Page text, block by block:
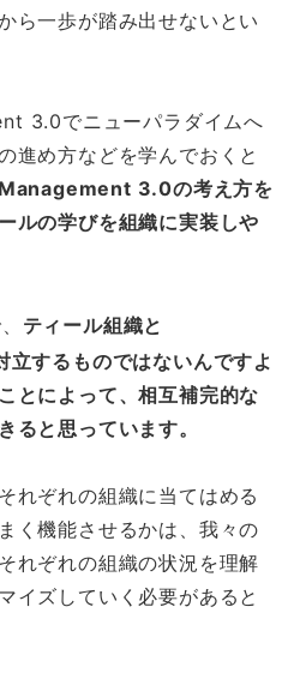
ら一歩が踏み出せないとい
3.0でニューパラダイムへ
進め方などを学んでおくと
Management 3.0の考え方を
ルの学びを組織に実装しや
ティール組織と​​
するものではないんですよ
とによって、相互補完的な
ると思っています。
れぞれの組織に当てはめる
く機能させるかは、我々の
れぞれの組織の状況を理解
イズしていく必要があると